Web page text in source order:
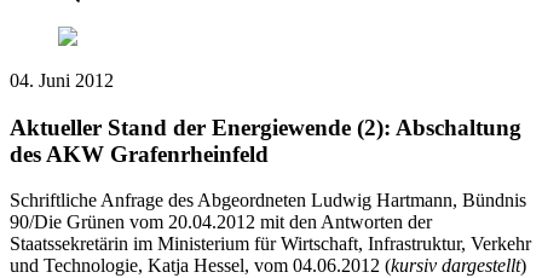
04. Juni 2012
Aktueller Stand der Energiewende (2): Abschaltung
des AKW Grafenrheinfeld
Schriftliche Anfrage des Abgeordneten Ludwig Hartmann, Bündnis
90/Die Grünen vom 20.04.2012 mit den Antworten der
Staatssekretärin im Ministerium für Wirtschaft, Infrastruktur, Verkehr
und Technologie, Katja Hessel, vom 04.06.2012 (kursiv dargestellt)